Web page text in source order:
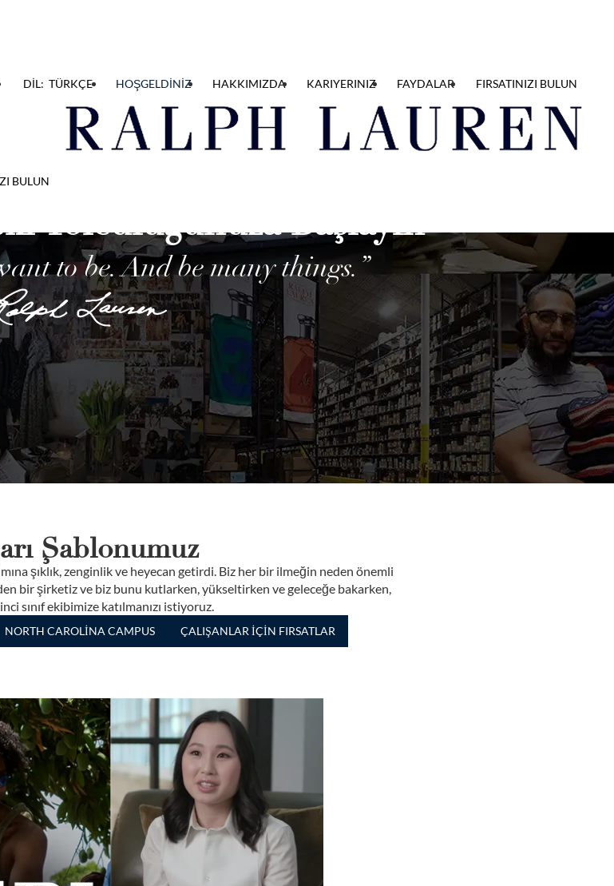
BULUN
DİL: TÜRKÇE HOŞGELDİNİZ HAKKIMIZDA KARIYERINIZ FAYDALAR FIRSATINIZI BULUN
Yolculuğunuza Başlayın
to be. And be many things.”
Şablonumuz
şıklık, zenginlik ve heyecan getirdi. Biz her bir ilmeğin neden önemli
bir şirketiz ve biz bunu kutlarken, yükseltirken ve geleceğe bakarken,
sınıf ekibimize katılmanızı istiyoruz.
NORTH CAROLINA CAMPUS ÇALIŞANLAR İÇİN FIRSATLAR